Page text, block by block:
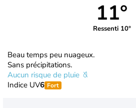
11°
Ressenti 10°
Beau temps peu nuageux.
Sans précipitations.
Aucun risque de pluie
Indice UV6 Fort